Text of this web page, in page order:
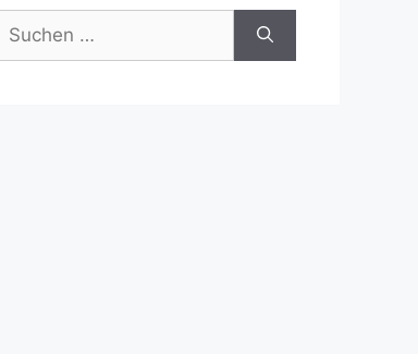
nach: